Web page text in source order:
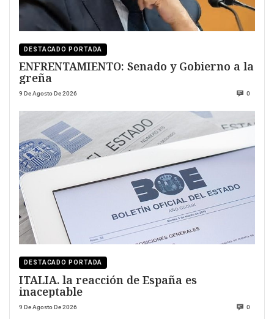
DESTACADO PORTADA
ENFRENTAMIENTO: Senado y Gobierno a la
greña
9 De Agosto De 2026 0
DESTACADO PORTADA
ITALIA. la reacción de España es
inaceptable
9 De Agosto De 2026 0